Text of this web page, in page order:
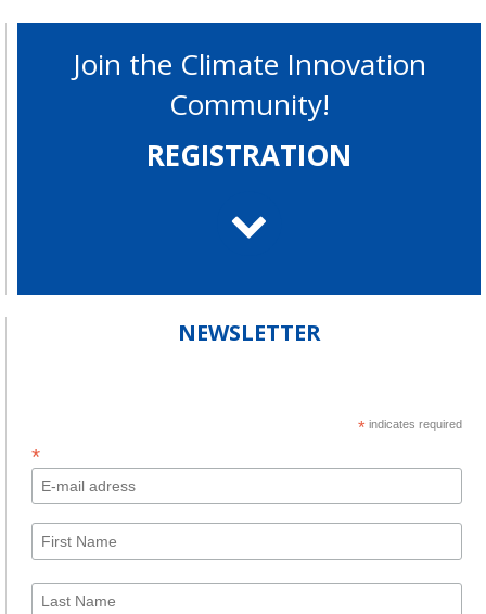
Join the Climate Innovation
Community!
REGISTRATION
NEWSLETTER
* indicates required
*